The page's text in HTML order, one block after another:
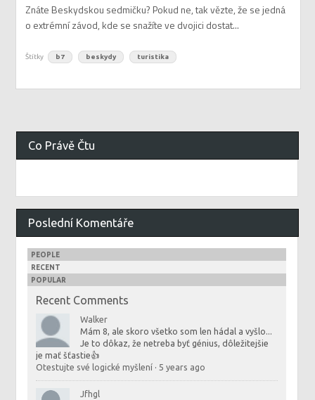
Znáte Beskydskou sedmičku? Pokud ne, tak vězte, že se jedná
o extrémní závod, kde se snažíte ve dvojici dostat...
Štítky b7 beskydy turistika
Co Právě Čtu
Poslední Komentáře
PEOPLE
RECENT
POPULAR
Recent Comments
Walker
Mám 8, ale skoro všetko som len hádal a vyšlo...
Je to dôkaz, že netreba byť génius, dôležitejšie
je mať šťastie👍
Otestujte své logické myšlení · 5 years ago
Jfhgl